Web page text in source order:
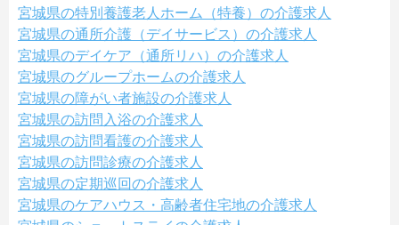
宮城県の特別養護老人ホーム（特養）の介護求人
宮城県の通所介護（デイサービス）の介護求人
宮城県のデイケア（通所リハ）の介護求人
宮城県のグループホームの介護求人
宮城県の障がい者施設の介護求人
宮城県の訪問入浴の介護求人
宮城県の訪問看護の介護求人
宮城県の訪問診療の介護求人
宮城県の定期巡回の介護求人
宮城県のケアハウス・高齢者住宅地の介護求人